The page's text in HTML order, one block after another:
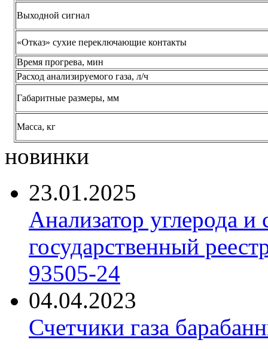
Выходной сигнал
«Отказ» сухие переключающие контакты
Время прогрева, мин
Расход анализируемого газа, л/ч
Габаритные размеры, мм
Масса, кг
новинки
23.01.2025
Анализатор углерода
государственный
93505-24
04.04.2023
Счетчики газа